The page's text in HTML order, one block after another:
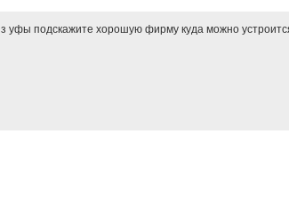
уфы подскажите хорошую фирму куда можно